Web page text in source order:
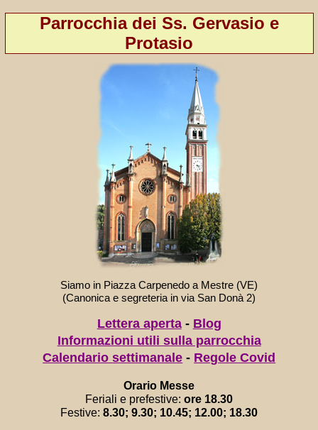
Parrocchia dei Ss. Gervasio e
Protasio
Siamo in Piazza Carpenedo a Mestre (VE)
(Canonica e segreteria in via San Donà 2)
Lettera aperta- Blog
Informazioni utili sulla parrocchia
Calendario settimanale - Regole Covid
Orario Messe
Feriali e prefestive:ore 18.30
Festive:8.30; 9.30; 10.45; 12.00; 18.30